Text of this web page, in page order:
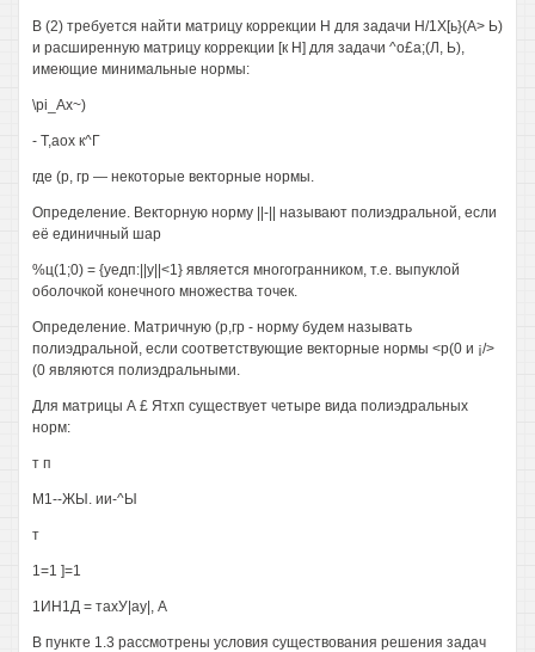
В (2) требуется найти матрицу коррекции Н для задачи Н/1Х[ь}(А> Ь)
и расширенную матрицу коррекции [к Н] для задачи ^о£а;(Л, Ь),
имеющие минимальные нормы:
\pi_Ax~)
- Т,аох к^Г
где (р, гр — некоторые векторные нормы.
Определение. Векторную норму ||-|| называют полиэдральной, если
её единичный шар
%ц(1;0) = {уедп:||у||<1} является многогранником, т.е. выпуклой
оболочкой конечного множества точек.
Определение. Матричную (р,гр - норму будем называть
полиэдральной, если соответствующие векторные нормы <р(0 и ¡/>
(0 являются полиэдральными.
Для матрицы А £ Ятхп существует четыре вида полиэдральных
норм:
т п
М1--ЖЫ. ии-^Ы
т
1=1 ]=1
1ИН1Д = тахУ|ау|, А
В пункте 1.3 рассмотрены условия существования решения задач